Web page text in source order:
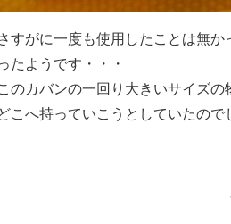
すがに一度も使用したことは無
たようです・・・
のカバンの一回り大きいサイズの
こへ持っていこうとしていたので